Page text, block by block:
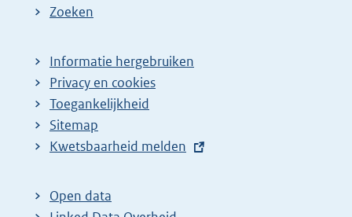
Zoeken
Informatie hergebruiken
Privacy en cookies
Toegankelijkheid
Sitemap
E
t
e
Kwetsbaarheid melden
Open data